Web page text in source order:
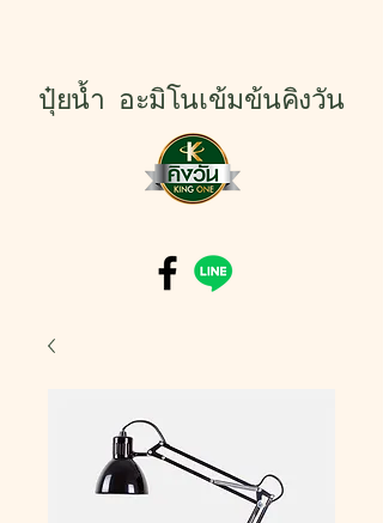
ปุ๋ยน้ำ อะมิโนเข้มข้นคิงวัน